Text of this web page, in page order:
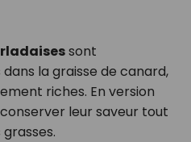
sont
la graisse de canard,
riches. En version
leur saveur tout